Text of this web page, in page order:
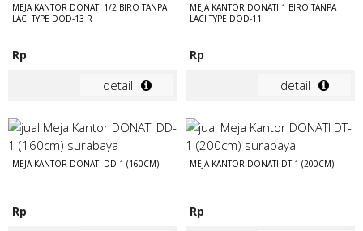
MEJA KANTOR DONATI 1/2 BIRO TANPA
LACI TYPE DOD-13 R
Rp
detail
MEJA KANTOR DONATI 1 BIRO TANPA
LACI TYPE DOD-11
Rp
detail
MEJA KANTOR DONATI DD-1 (160CM)
Rp
MEJA KANTOR DONATI DT-1 (200CM)
Rp